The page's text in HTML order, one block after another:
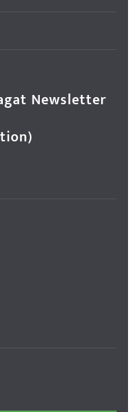
Newsletter